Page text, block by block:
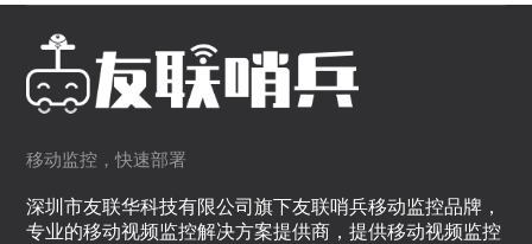
移动监控，快速部署
深圳市友联华科技有限公司旗下友联哨兵移动监控品牌，
专业的移动视频监控解决方案提供商，提供移动视频监控